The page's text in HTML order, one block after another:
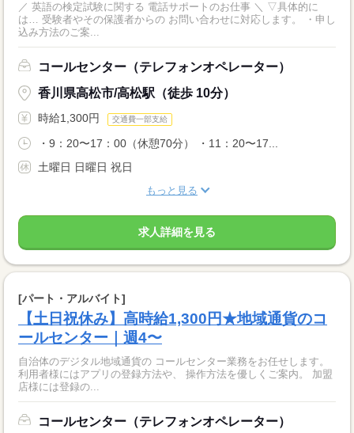
／ 英語の検定試験に関する 電話サポートのお仕事 ＼ ▽具体的に
は… 受験者やその保護者からの お問い合わせに対応します。 ・申し
込み方法のご案...
コールセンター（テレフォンオペレーター）
香川県高松市/高松駅（徒歩 10分）
時給1,300円 交通費一部支給
・9：20〜17：00（休憩70分） ・11：20〜17...
土曜日 日曜日 祝日
もっと見る
求人詳細を見る
[パート・アルバイト]
【土日祝休み】高時給1,300円★地域通貨のコ
ールセンター｜週4〜
自治体のデジタル地域通貨の コールセンター業務をお任せします。
利用者様にはアプリの登録方法や、 操作方法を優しくご案内。 加盟
店様には登録の...
コールセンター（テレフォンオペレーター）